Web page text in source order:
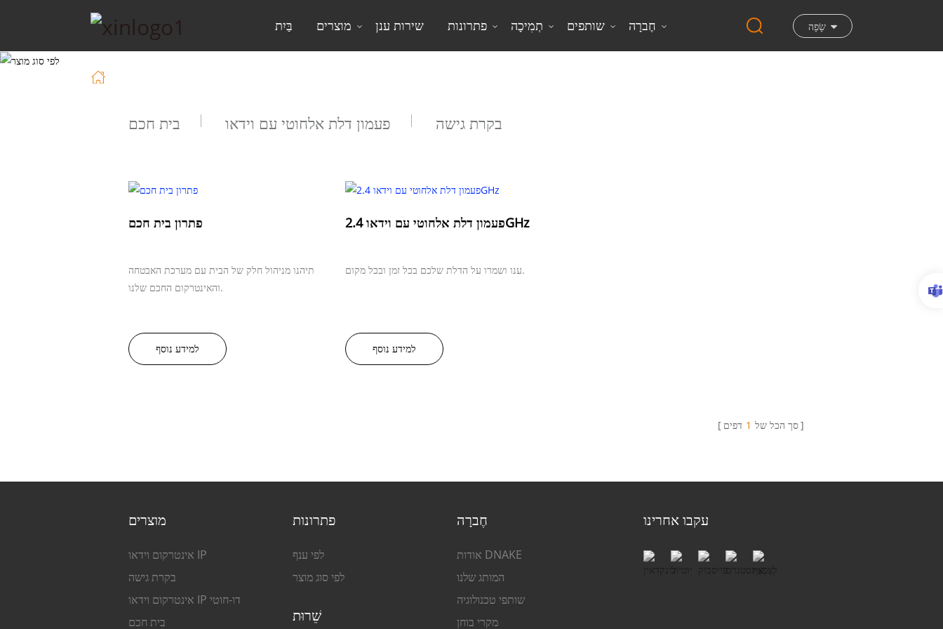
בַּיִת מוצרים שירות ענן פתרונות תְמִיכָה שותפים חֶברָה שָׂפָה
לפי סוג מוצר
בית חכם פעמון דלת אלחוטי עם וידאו בקרת גישה
פתרון בית חכם
תיהנו מניהול חלק של הבית עם מערכת האבטחה
והאינטרקום החכם שלנו.
למידע נוסף
פעמון דלת אלחוטי עם וידאו 2.4GHz
ענו ושמרו על הדלת שלכם בכל זמן ובכל מקום.
למידע נוסף
סך הכל של 1 דפים
מוצרים
אינטרקום וידאו IP
בקרת גישה
אינטרקום וידאו IP דו-חוטי
בית חכם
פתרונות
לפי ענף
לפי סוג מוצר
שֵׁרוּת
חֶברָה
אודות DNAKE
המותג שלנו
שותפי טכנולוגיה
מקרי בוחן
עקבו אחרינו